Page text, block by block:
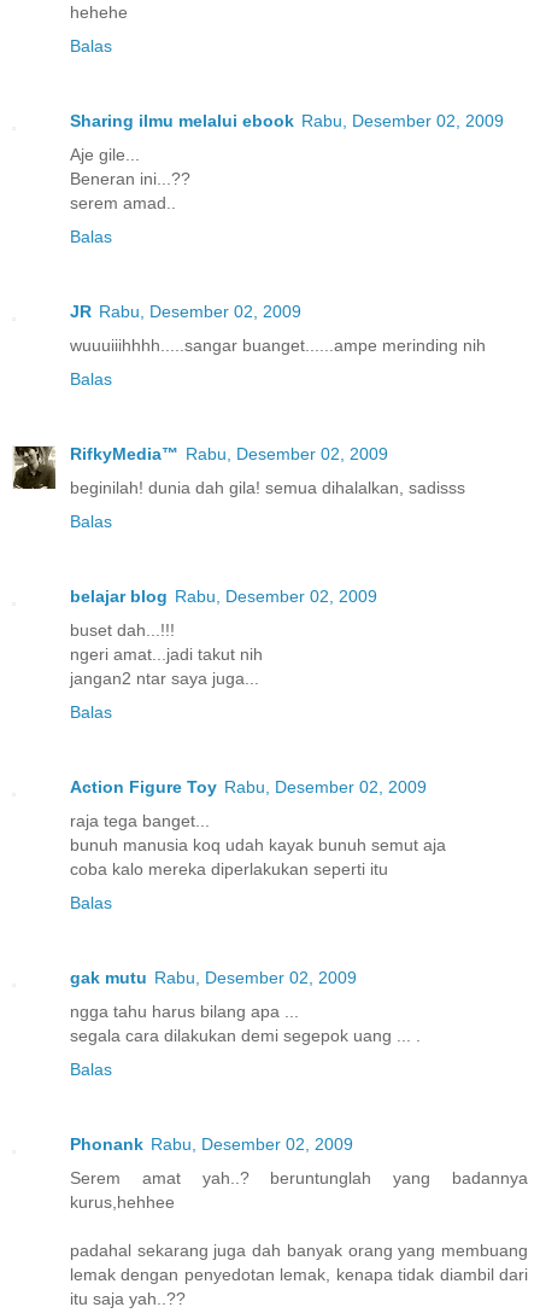
hehehe
Balas
Sharing ilmu melalui ebook Rabu, Desember 02, 2009
Aje gile...
Beneran ini...??
serem amad..
Balas
JR Rabu, Desember 02, 2009
wuuuiiihhhh.....sangar buanget......ampe merinding nih
Balas
RifkyMedia™ Rabu, Desember 02, 2009
beginilah! dunia dah gila! semua dihalalkan, sadisss
Balas
belajar blog Rabu, Desember 02, 2009
buset dah...!!!
ngeri amat...jadi takut nih
jangan2 ntar saya juga...
Balas
Action Figure Toy Rabu, Desember 02, 2009
raja tega banget...
bunuh manusia koq udah kayak bunuh semut aja
coba kalo mereka diperlakukan seperti itu
Balas
gak mutu Rabu, Desember 02, 2009
ngga tahu harus bilang apa ...
segala cara dilakukan demi segepok uang ... .
Balas
Phonank Rabu, Desember 02, 2009
Serem amat yah..? beruntunglah yang badannya
kurus,hehhee
padahal sekarang juga dah banyak orang yang membuang
lemak dengan penyedotan lemak, kenapa tidak diambil dari
itu saja yah..??